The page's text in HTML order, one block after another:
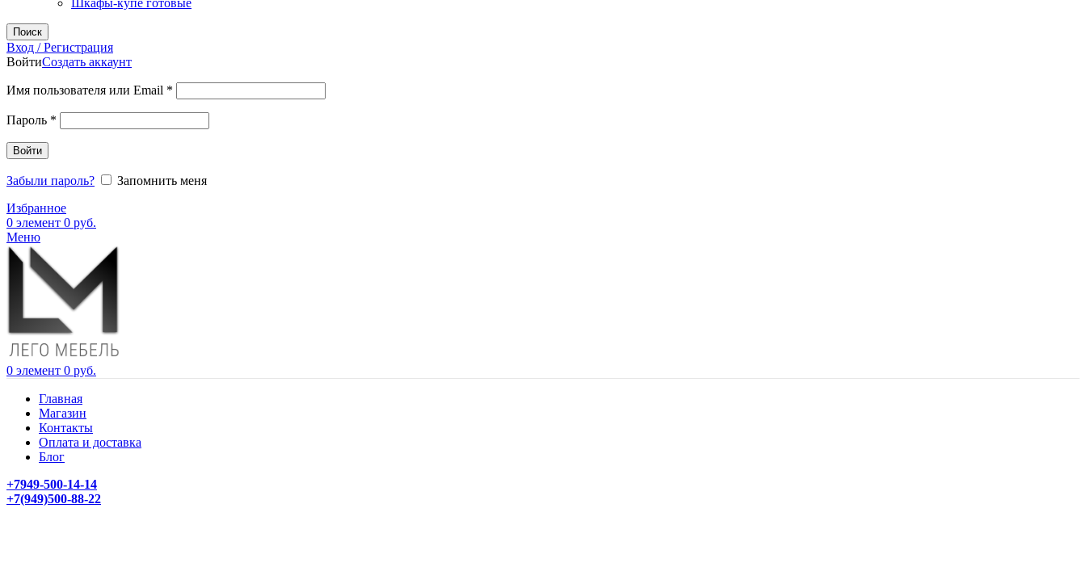
Шкафы-купе готовые
Поиск
Вход / Регистрация
ВойтиСоздать аккаунт
Имя пользователя или Email *
Пароль *
Войти
Забыли пароль?
Запомнить меня
Избранное
0 элемент 0 руб.
Меню
0 элемент 0 руб.
Главная
Магазин
Контакты
Оплата и доставка
Блог
+7949-500-14-14
+7(949)500-88-22